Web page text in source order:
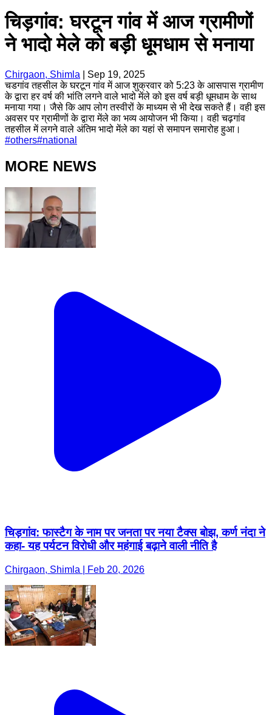
चिड़गांव: घरटून गांव में आज ग्रामीणों
ने भादो मेले को बड़ी धूमधाम से मनाया
Chirgaon, Shimla
Sep 19, 2025
चडगांव तहसील के घरटून गांव में आज शुक्रवार को 5:23 के आसपास ग्रामीण
के द्वारा हर वर्ष की भांति लगने वाले भादो मेंले को इस वर्ष बड़ी धूमधाम के साथ
मनाया गया। जैसे कि आप लोग तस्वीरों के माध्यम से भी देख सकते हैं। वही इस
अवसर पर ग्रामीणों के द्वारा मेंले का भव्य आयोजन भी किया। वही चढ़गांव
तहसील में लगने वाले अंतिम भादो मेंले का यहां से समापन समारोह हुआ।
#others#national
MORE NEWS
चिड़गांव: फास्टैग के नाम पर जनता पर नया टैक्स बोझ, कर्ण नंदा ने
कहा- यह पर्यटन विरोधी और महंगाई बढ़ाने वाली नीति है
Chirgaon, Shimla | Feb 20, 2026